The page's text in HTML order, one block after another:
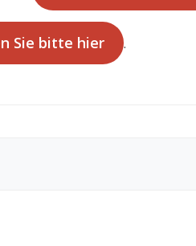
Sie bitte hier .